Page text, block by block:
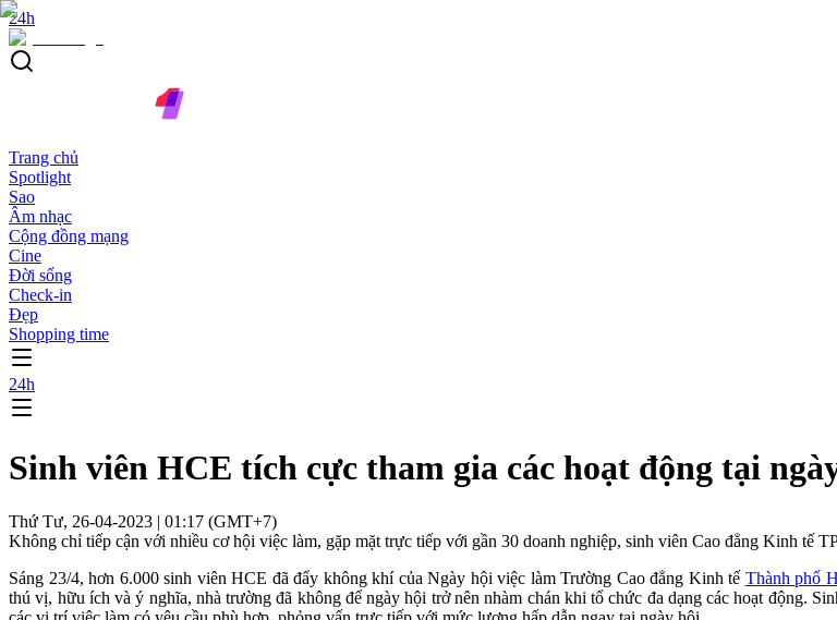
24h
Trang chủ
Spotlight
Sao
Âm nhạc
Cộng đồng mạng
Cine
Đời sống
Check-in
Đẹp
Shopping time
24h
Sinh viên HCE tích cực tham gia các hoạt động tại
Thứ Tư, 26-04-2023 | 01:17 (GMT+7)
Không chỉ tiếp cận với nhiều cơ hội việc làm, gặp mặt trực tiếp với gần 30 doanh nghiệp, sinh viên Cao đẳng Kinh tế
Sáng 23/4, hơn 6.000 sinh viên HCE đã đẩy không khí của Ngày hội việc làm Trường Cao đẳng Kinh tế Thành phố
thú vị, hữu ích và ý nghĩa, nhà trường đã không để ngày hội trở nên nhàm chán khi tổ chức đa dạng các hoạt động.